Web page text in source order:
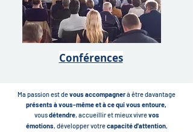
Conférences
Ma passion est devous accompagnerà être davantage
présentsà vous-même et à ce qui vous entoure,
vousdétendre, accueillir et mieux vivrevos
émotions, développer votrecapacité d'attention,